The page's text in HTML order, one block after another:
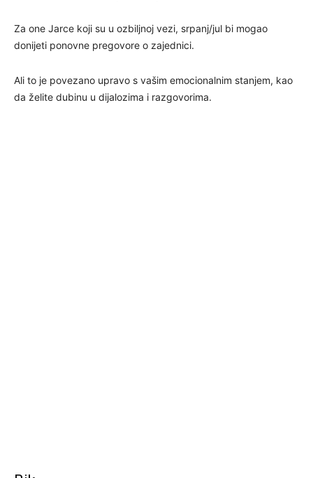
Za one Jarce koji su u ozbiljnoj vezi, srpanj/jul bi mogao
donijeti ponovne pregovore o zajednici.
Ali to je povezano upravo s vašim emocionalnim stanjem, kao
da želite dubinu u dijalozima i razgovorima.